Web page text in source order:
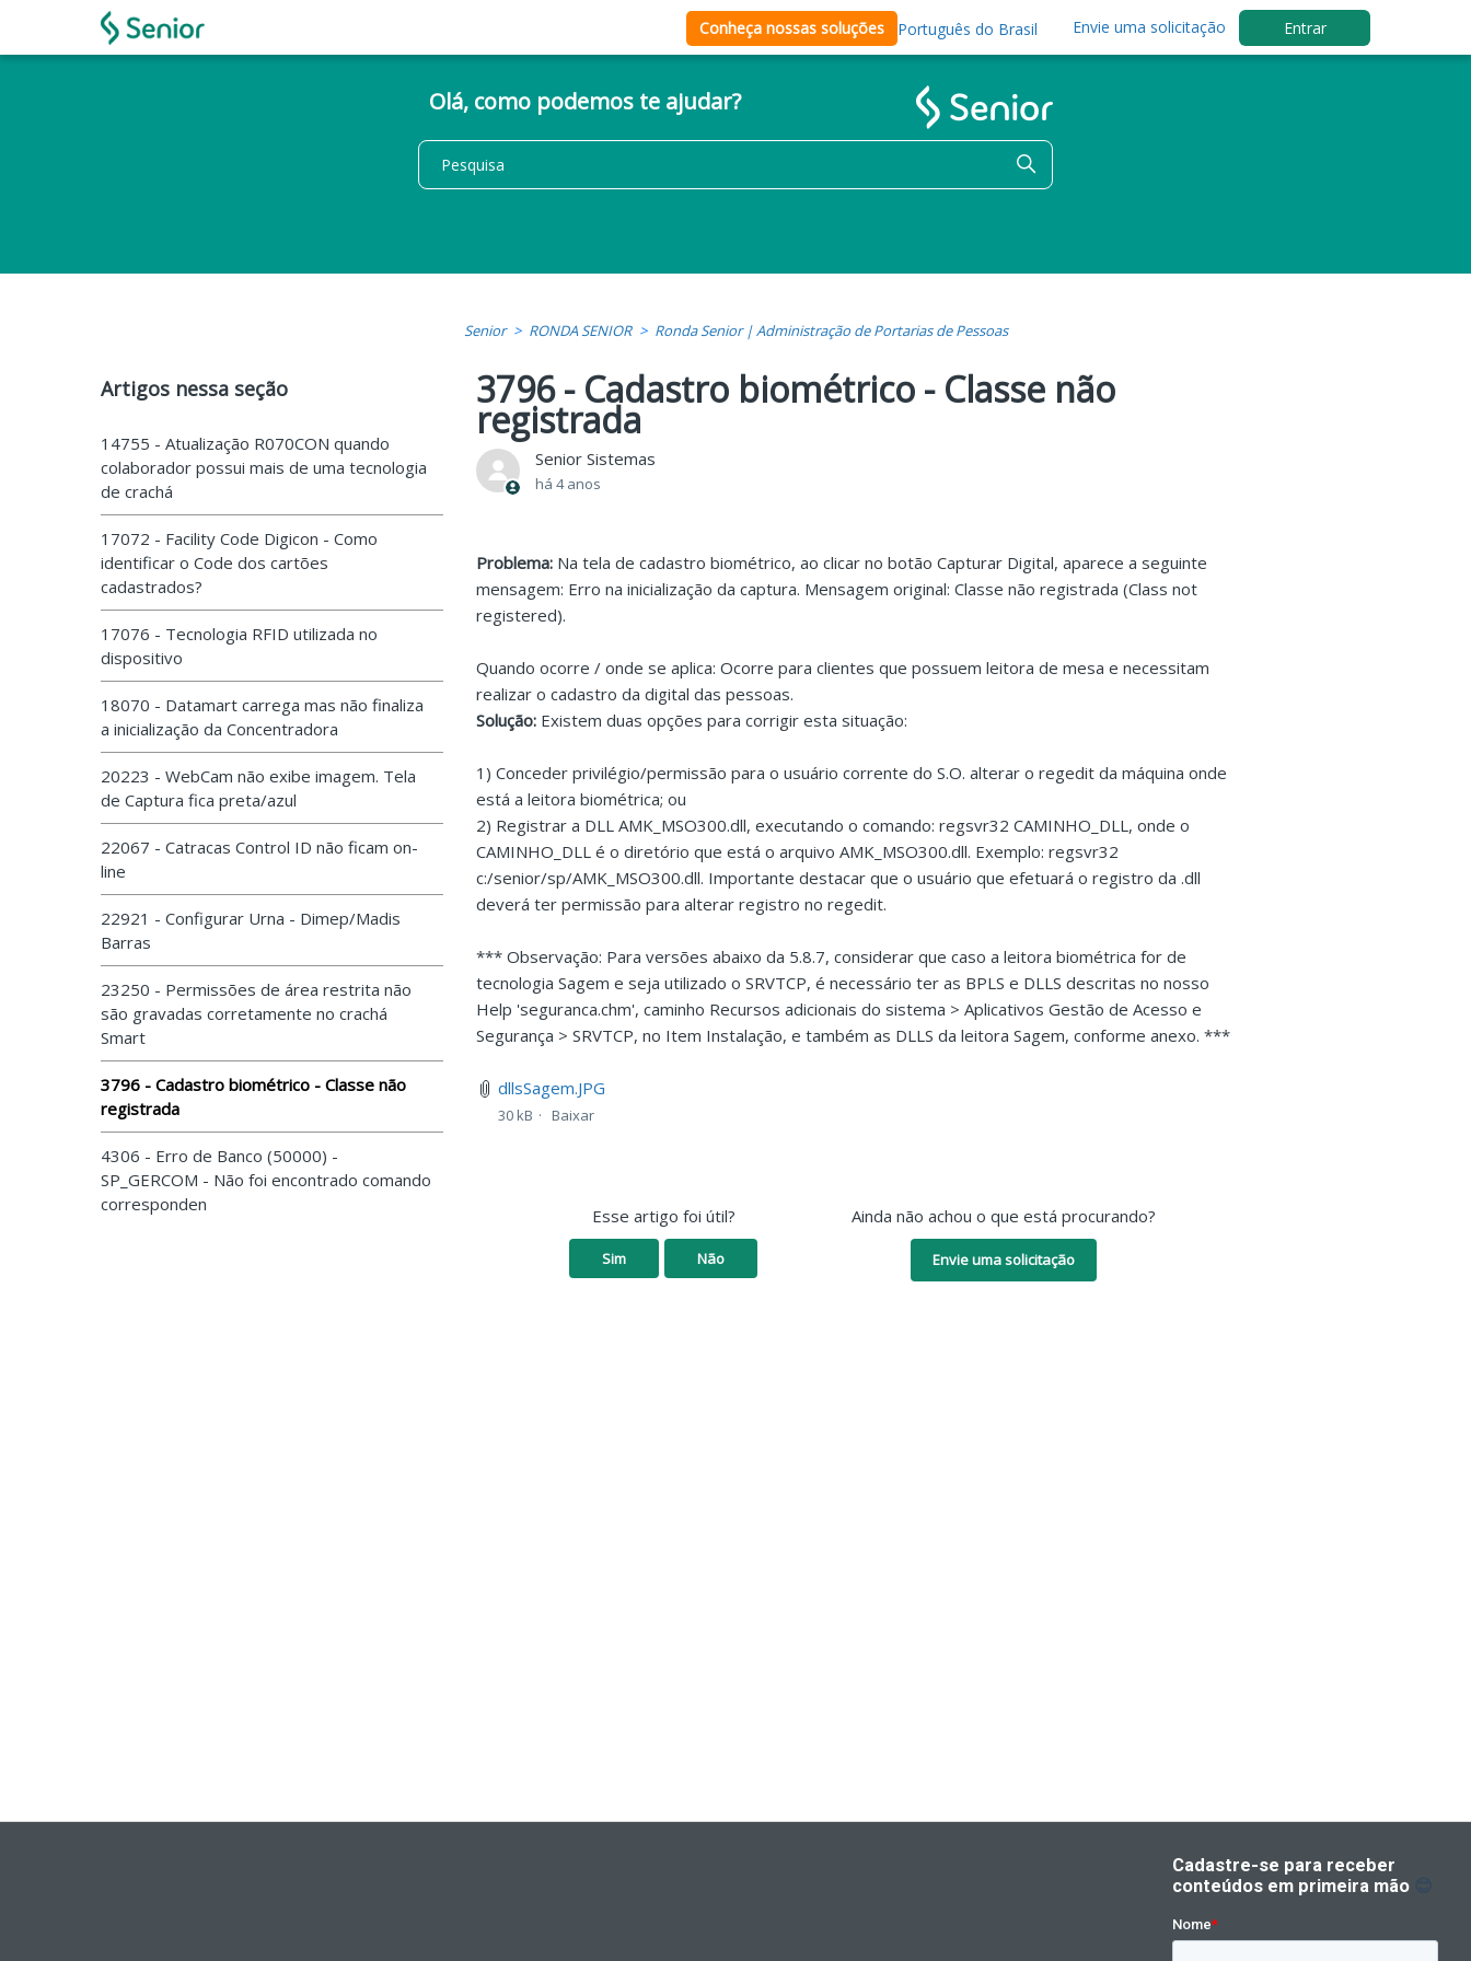
Conheça nossas soluções Português do Brasil Envie uma solicitação Entrar
Olá, como podemos te ajudar?
Senior RONDA SENIOR Ronda Senior | Administração de Portarias de Pessoas
Artigos nessa seção
14755 - Atualização R070CON quando
colaborador possui mais de uma tecnologia
de crachá
17072 - Facility Code Digicon - Como
identificar o Code dos cartões
cadastrados?
17076 - Tecnologia RFID utilizada no
dispositivo
18070 - Datamart carrega mas não finaliza
a inicialização da Concentradora
20223 - WebCam não exibe imagem. Tela
de Captura fica preta/azul
22067 - Catracas Control ID não ficam on-
line
22921 - Configurar Urna - Dimep/Madis
Barras
23250 - Permissões de área restrita não
são gravadas corretamente no crachá
Smart
3796 - Cadastro biométrico - Classe não
registrada
4306 - Erro de Banco (50000) -
SP_GERCOM - Não foi encontrado comando
corresponden
3796 - Cadastro biométrico - Classe não
registrada
Senior Sistemas
há 4 anos
Problema: Na tela de cadastro biométrico, ao clicar no botão Capturar Digital, aparece a seguinte
mensagem: Erro na inicialização da captura. Mensagem original: Classe não registrada (Class not
registered).
Quando ocorre / onde se aplica: Ocorre para clientes que possuem leitora de mesa e necessitam
realizar o cadastro da digital das pessoas.
Solução: Existem duas opções para corrigir esta situação:
1) Conceder privilégio/permissão para o usuário corrente do S.O. alterar o regedit da máquina onde
está a leitora biométrica; ou
2) Registrar a DLL AMK_MSO300.dll, executando o comando: regsvr32 CAMINHO_DLL, onde o
CAMINHO_DLL é o diretório que está o arquivo AMK_MSO300.dll. Exemplo: regsvr32
c:/senior/sp/AMK_MSO300.dll. Importante destacar que o usuário que efetuará o registro da .dll
deverá ter permissão para alterar registro no regedit.
*** Observação: Para versões abaixo da 5.8.7, considerar que caso a leitora biométrica for de
tecnologia Sagem e seja utilizado o SRVTCP, é necessário ter as BPLS e DLLS descritas no nosso
Help 'seguranca.chm', caminho Recursos adicionais do sistema > Aplicativos Gestão de Acesso e
Segurança > SRVTCP, no Item Instalação, e também as DLLS da leitora Sagem, conforme anexo. ***
dllsSagem.JPG
30 kB Baixar
Esse artigo foi útil?
Sim Não
Ainda não achou o que está procurando?
Envie uma solicitação